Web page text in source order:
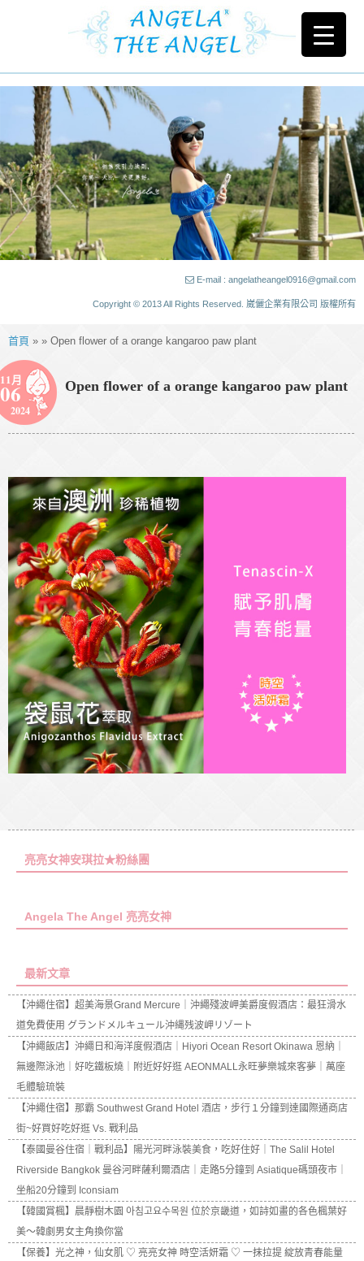
E-mail : angelatheangel0916@gmail.com
Copyright © 2013 All Rights Reserved. 崴儷企業有限公司 版權所有
首頁 » » Open flower of a orange kangaroo paw plant
11月
06
2024
Open flower of a orange kangaroo paw plant
亮亮女神安琪拉★粉絲團
Angela The Angel 亮亮女神
最新文章
【沖繩住宿】超美海景Grand Mercure｜沖繩殘波岬美爵度假酒店：最狂滑水
道免費使用 グランドメルキュール沖縄残波岬リゾート
【沖繩飯店】沖繩日和海洋度假酒店｜Hiyori Ocean Resort Okinawa 恩納｜
無邊際泳池｜好吃鐵板燒｜附近好好逛 AEONMALL永旺夢樂城來客夢｜萬座
毛體驗琉裝
【沖繩住宿】那霸 Southwest Grand Hotel 酒店，步行１分鐘到達國際通商店
街~好買好吃好逛 Vs. 戰利品
【泰國曼谷住宿｜戰利品】陽光河畔泳裝美食，吃好住好｜The Salil Hotel
Riverside Bangkok 曼谷河畔薩利爾酒店｜走路5分鐘到 Asiatique碼頭夜市｜
坐船20分鐘到 Iconsiam
【韓國賞楓】晨靜樹木園 아침고요수목원 位於京畿道，如詩如畫的各色楓葉好
美～韓劇男女主角換你當
【保養】光之神，仙女肌 ♡ 亮亮女神 時空活妍霜 ♡ 一抹拉提 綻放青春能量